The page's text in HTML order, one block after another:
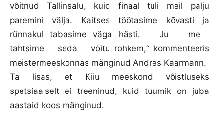
võitnud Tallinsalu, kuid finaal tuli meil palju
paremini välja. Kaitses töötasime kõvasti ja
rünnakul tabasime väga hästi. Ju me
tahtsime seda võitu rohkem,“ kommenteeris
meistermeeskonnas mänginud Andres Kaarmann.
Ta lisas, et Kiiu meeskond võistluseks
spetsiaalselt ei treeninud, kuid tuumik on juba
aastaid koos mänginud.